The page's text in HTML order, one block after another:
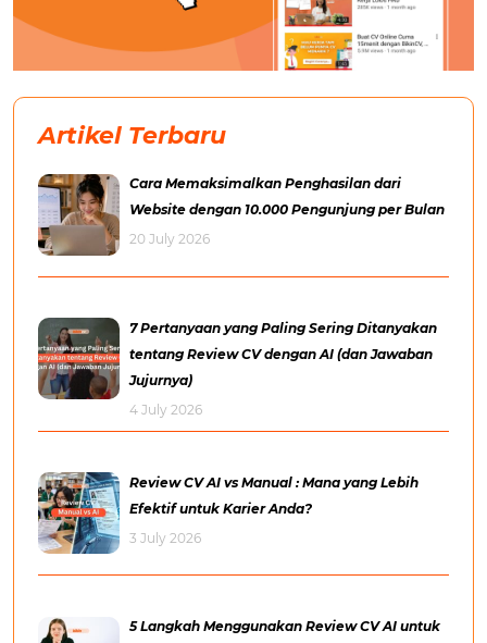
Artikel Terbaru
Cara Memaksimalkan Penghasilan dari
Website dengan 10.000 Pengunjung per Bulan
20 July 2026
7 Pertanyaan yang Paling Sering Ditanyakan
tentang Review CV dengan AI (dan Jawaban
Jujurnya)
4 July 2026
Review CV AI vs Manual : Mana yang Lebih
Efektif untuk Karier Anda?
3 July 2026
5 Langkah Menggunakan Review CV AI untuk